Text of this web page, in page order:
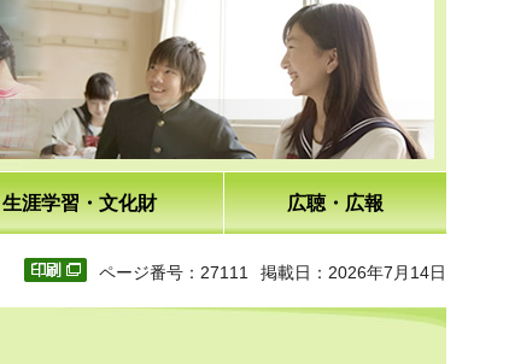
生涯学習・文化財 広聴・広報
ページ番号：27111 掲載日：2026年7月14日